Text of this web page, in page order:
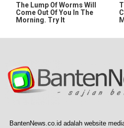
The Lump Of Worms Will
Come Out Of You In The
Morning. Try It
BantenNews.co.id adalah website